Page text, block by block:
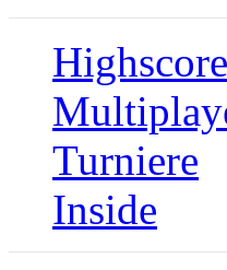
Highscore
Turniere
Inside